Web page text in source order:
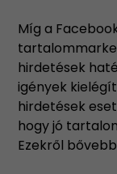
Míg a
hirdetések
igények
hirdetések
hogy jó
Ezekről